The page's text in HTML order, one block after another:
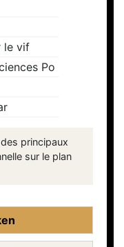
le vif
Po
principaux
sur le plan